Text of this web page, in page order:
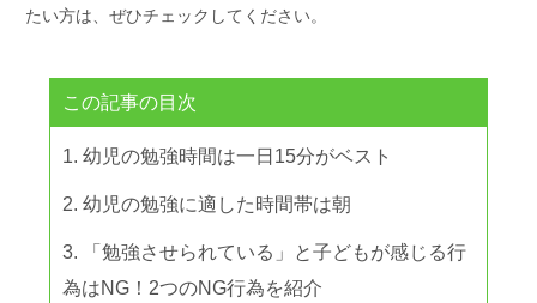
たい方は、ぜひチェックしてください。
この記事の目次
幼児の勉強時間は一日15分がベスト
幼児の勉強に適した時間帯は朝
「勉強させられている」と子どもが感じる行
為はNG！2つのNG行為を紹介